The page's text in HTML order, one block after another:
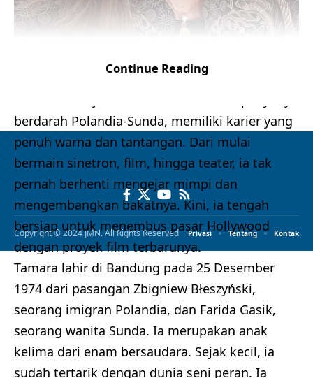
berdarah Polandia-Sunda, memiliki karier yang
penuh warna dan tantangan. Dari mulai
bermain sinetron, film, hingga teater, ia tak
pernah berhenti mengejar mimpi dan
mengembangkan bakatnya. Kini, ia tengah
bersiap untuk menembus pasar Hollywood
dengan proyek film terbarunya.
Tamara lahir di Bandung pada 25 Desember
1974 dari pasangan Zbigniew Błeszyński,
seorang imigran Polandia, dan Farida Gasik,
seorang wanita Sunda. Ia merupakan anak
kelima dari enam bersaudara. Sejak kecil, ia
sudah tertarik dengan dunia seni peran. Ia
Continue Reading
Copyright © 2024 JMN. All Rights Reserved Privasi Tentang Kontak